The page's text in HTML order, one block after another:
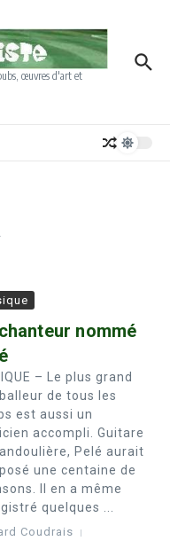
œuvres d'art et
nommé
– Le plus grand
de tous les
est aussi un
accompli. Guitare
Pelé aurait
une centaine de
Il en a même
quelques ...
Coudrais